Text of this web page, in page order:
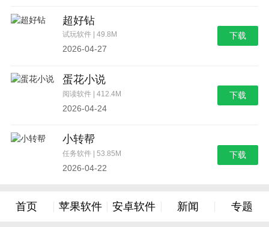
超好钻
试玩软件 | 49.8M
2026-04-27
下载
蛋花小说
阅读软件 | 412.4M
2026-04-24
下载
小转帮
任务软件 | 53.85M
2026-04-22
下载
首页 苹果软件 安卓软件 新闻 专题